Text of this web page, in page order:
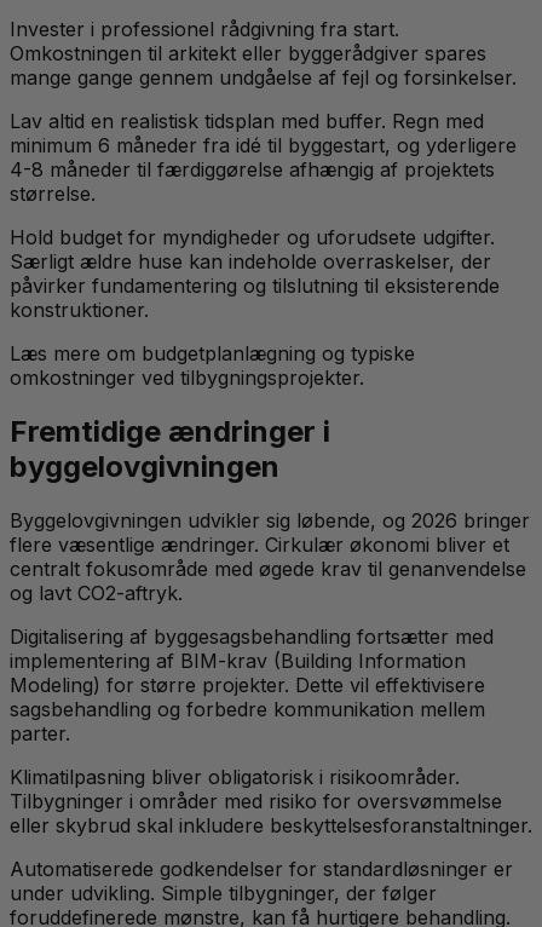
Invester i professionel rådgivning fra start.
Omkostningen til arkitekt eller byggerådgiver spares
mange gange gennem undgåelse af fejl og forsinkelser.
Lav altid en realistisk tidsplan med buffer. Regn med
minimum 6 måneder fra idé til byggestart, og yderligere
4-8 måneder til færdiggørelse afhængig af projektets
størrelse.
Hold budget for myndigheder og uforudsete udgifter.
Særligt ældre huse kan indeholde overraskelser, der
påvirker fundamentering og tilslutning til eksisterende
konstruktioner.
Læs mere om budgetplanlægning og typiske
omkostninger ved tilbygningsprojekter.
Fremtidige ændringer i
byggelovgivningen
Byggelovgivningen udvikler sig løbende, og 2026 bringer
flere væsentlige ændringer. Cirkulær økonomi bliver et
centralt fokusområde med øgede krav til genanvendelse
og lavt CO2-aftryk.
Digitalisering af byggesagsbehandling fortsætter med
implementering af BIM-krav (Building Information
Modeling) for større projekter. Dette vil effektivisere
sagsbehandling og forbedre kommunikation mellem
parter.
Klimatilpasning bliver obligatorisk i risikoområder.
Tilbygninger i områder med risiko for oversvømmelse
eller skybrud skal inkludere beskyttelsesforanstaltninger.
Automatiserede godkendelser for standardløsninger er
under udvikling. Simple tilbygninger, der følger
foruddefinerede mønstre, kan få hurtigere behandling.